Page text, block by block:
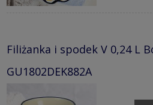
Filiżanka i spodek V 0,24 L
GU1802DEK882A